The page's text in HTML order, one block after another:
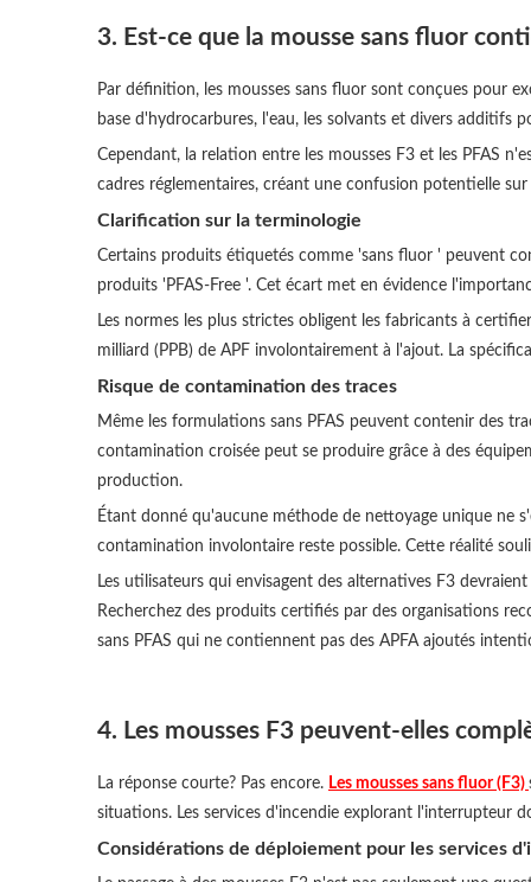
3. Est-ce que la mousse sans fluor
Par définition, les mousses sans fluor sont conçues pour
base d'hydrocarbures, l'eau, les solvants et divers additifs
Cependant, la relation entre les mousses F3 et les PFAS
cadres réglementaires, créant une confusion potentielle sur
Clarification sur la terminologie
Certains produits étiquetés comme 'sans fluor ' peuvent
produits 'PFAS-Free '. Cet écart met en évidence
Les normes les plus strictes obligent les fabricants à
milliard (PPB) de APF involontairement à l'ajout. La
Risque de contamination des traces
Même les formulations sans PFAS peuvent contenir des
contamination croisée peut se produire grâce à des
production.
Étant donné qu'aucune méthode de nettoyage unique ne
contamination involontaire reste possible. Cette réalité
Les utilisateurs qui envisagent des alternatives F3
Recherchez des produits certifiés par des organisations
sans PFAS qui ne contiennent pas des APFA ajoutés
4. Les mousses F3 peuvent-elles
La réponse courte? Pas encore. Les mousses sans fluor (F3)
situations. Les services d'incendie explorant l'interrupteur
Considérations de déploiement pour les services